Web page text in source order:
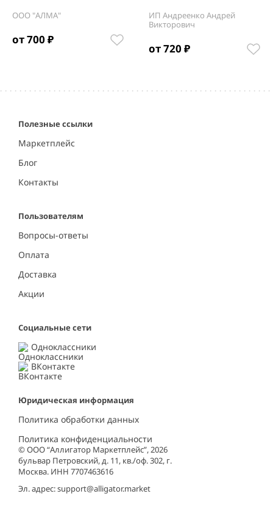
от 700 ₽
ООО "АЛМА"
от 720 ₽
ИП Андреенко Андрей
Викторович
5
Полезные ссылки
Маркетплейс
Блог
Контакты
Пользователям
Вопросы-ответы
Оплата
Доставка
Акции
Социальные сети
Одноклассники
ВКонтакте
Юридическая информация
Политика обработки данных
Политика конфиденциальности
© ООО “Аллигатор Маркетплейс”, 2026
бульвар Петровский, д. 11, кв./оф. 302, г.
Москва. ИНН 7707463616
Эл. адрес:support@alligator.market